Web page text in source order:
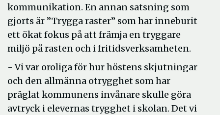
kommunikation. En annan satsning som
gjorts är ”Trygga raster” som har inneburit
ett ökat fokus på att främja en tryggare
miljö på rasten och i fritidsverksamheten.
- Vi var oroliga för hur höstens skjutningar
och den allmänna otrygghet som har
präglat kommunens invånare skulle göra
avtryck i elevernas trygghet i skolan. Det vi